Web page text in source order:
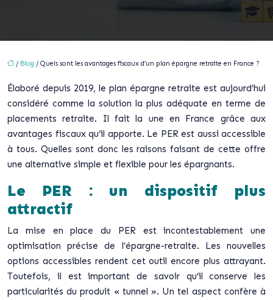
/ Blog / Quels sont les avantages fiscaux d’un plan épargne retraite en France ?
Élaboré depuis 2019, le plan épargne retraite est aujourd’hui
considéré comme la solution la plus adéquate en terme de
placements retraite. Il fait la une en France grâce aux
avantages fiscaux qu’il apporte. Le PER est aussi accessible
à tous. Quelles sont donc les raisons faisant de cette offre
une alternative simple et flexible pour les épargnants.
Le PER : un dispositif plus
attractif
La mise en place du PER est incontestablement une
optimisation précise de l’épargne-retraite. Les nouvelles
options accessibles rendent cet outil encore plus attrayant.
Toutefois, il est important de savoir qu’il conserve les
particularités du produit « tunnel ». Un tel aspect confère à